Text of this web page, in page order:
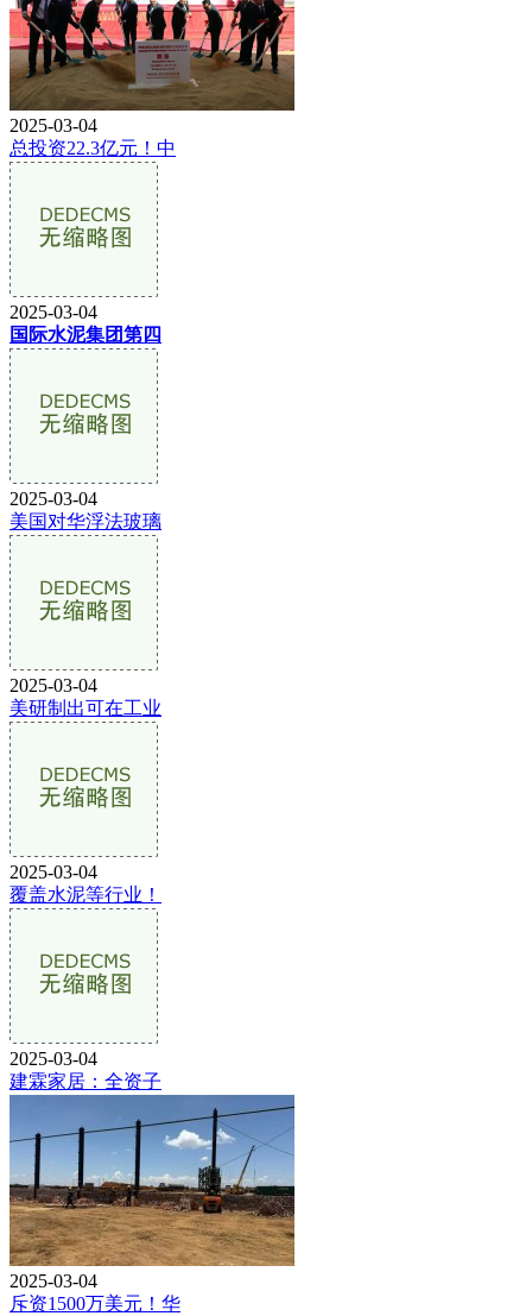
2025-03-04
总投资22.3亿元！中
2025-03-04
国际水泥集团第四
2025-03-04
美国对华浮法玻璃
2025-03-04
美研制出可在工业
2025-03-04
覆盖水泥等行业！
2025-03-04
建霖家居：全资子
2025-03-04
斥资1500万美元！华